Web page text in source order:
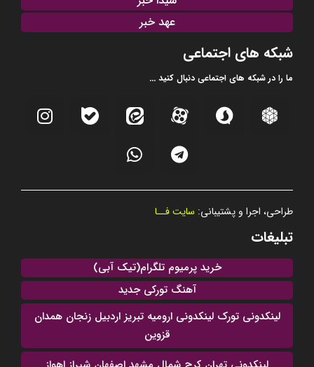
عهد خبر
شبکه های اجتماعی
ما را در شبکه های اجتماعی دنبال کنید ...
طراحی، اجرا و پشتیبانی:سایت فــا
تبلیغات
آهنگ تورکی جدید
لینکدونی تورک لینکدونی ارومیه تبریز اردبیل زنجان همدان
قزوین
لینکدونی تهران کرج شمال مشهد اصفهان شیراز اهواز